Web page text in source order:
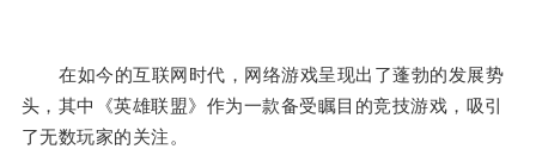
在如今的互联网时代，网络游戏呈现出了蓬勃的发展势
头，其中《英雄联盟》作为一款备受瞩目的竞技游戏，吸引
了无数玩家的关注。